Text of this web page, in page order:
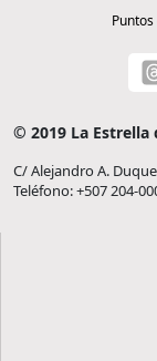
© 2019 La Estrella
C/ Alejandro A.
Teléfono: +507 204-